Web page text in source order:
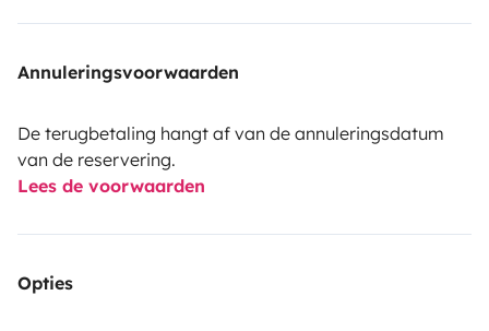
Annuleringsvoorwaarden
De terugbetaling hangt af van de annuleringsdatum
van de reservering.
Lees de voorwaarden
Opties